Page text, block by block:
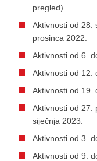
pregled)
Aktivnosti od 28.
prosinca 2022.
Aktivnosti od 6.
Aktivnosti od 12.
Aktivnosti od 19.
Aktivnosti od 27.
siječnja 2023.
Aktivnosti od 3.
Aktivnosti od 9.